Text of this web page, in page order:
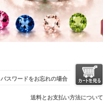
パスワードをお忘れの場合
送料とお支払い方法について